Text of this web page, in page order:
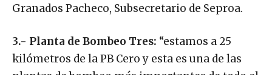
Granados Pacheco, Subsecretario de Seproa.
3.- Planta de Bombeo Tres: “estamos a 25
kilómetros de la PB Cero y esta es una de las